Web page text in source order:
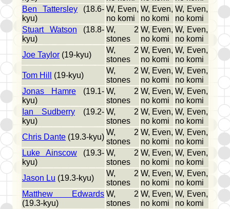
Ben Tattersley (18.6-
kyu)
W, Even,
no komi
W, Even,
no komi
W, Even,
no komi
Stuart Watson (18.8-
kyu)
W, 2
stones
W, Even,
no komi
W, Even,
no komi
Joe Taylor (19-kyu)
W, 2
stones
W, Even,
no komi
W, Even,
no komi
Tom Hill
(19-kyu)
W, 2
stones
W, Even,
no komi
W, Even,
no komi
Jonas Hamre (19.1-
kyu)
W, 2
stones
W, Even,
no komi
W, Even,
no komi
Ian Sudberry (19.2-
kyu)
W, 2
stones
W, Even,
no komi
W, Even,
no komi
Chris Dante (19.3-kyu)
W, 2
stones
W, Even,
no komi
W, Even,
no komi
Luke Ainscow (19.3-
kyu)
W, 2
stones
W, Even,
no komi
W, Even,
no komi
Jason Lu (19.3-kyu)
W, 2
stones
W, Even,
no komi
W, Even,
no komi
Matthew Edwards
(19.3-kyu)
W, 2
stones
W, Even,
no komi
W, Even,
no komi